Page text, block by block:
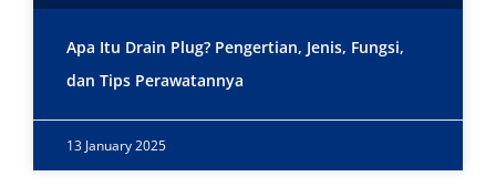
Apa Itu Drain Plug? Pengertian, Jenis, Fungsi,
dan Tips Perawatannya
13 January 2025